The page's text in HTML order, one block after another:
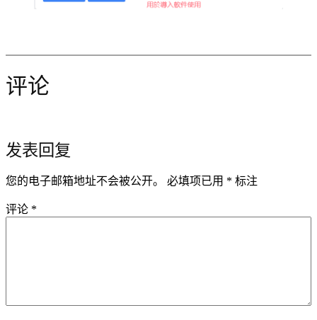
评论
发表回复
您的电子邮箱地址不会被公开。 必填项已用 * 标注
评论 *